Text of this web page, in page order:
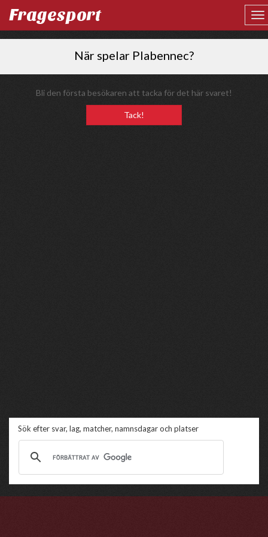
Fragesport
När spelar Plabennec?
Bli den första besökaren att tacka för det här svaret!
Tack!
Sök efter svar, lag, matcher, namnsdagar och platser